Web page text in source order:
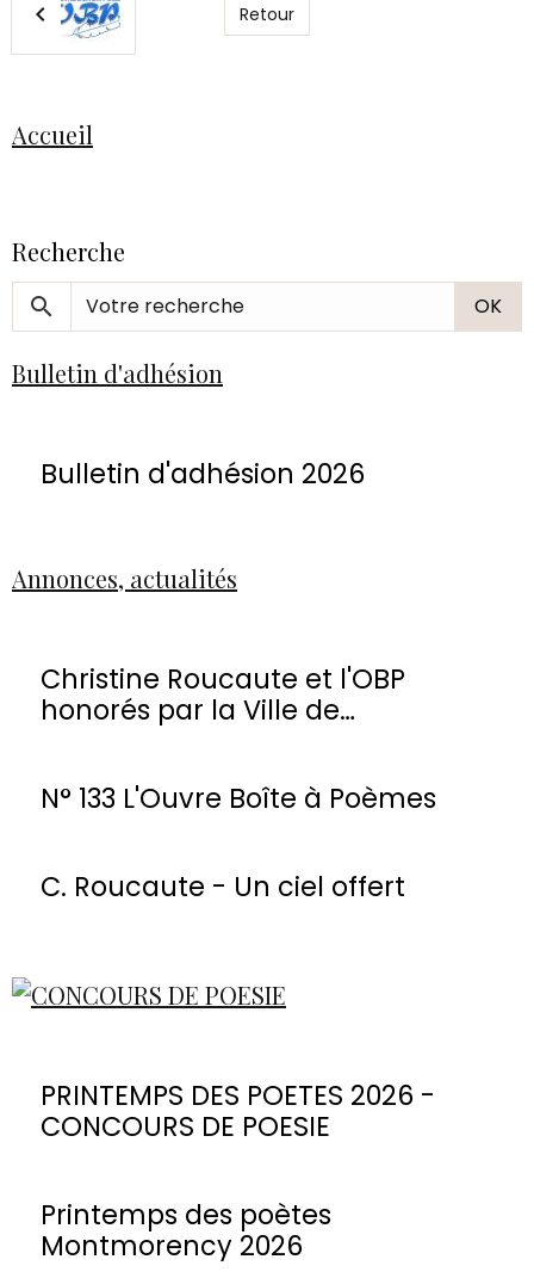
Retour
Accueil
Recherche
OK
Bulletin d'adhésion
Bulletin d'adhésion 2026
Annonces, actualités
Christine Roucaute et l'OBP
honorés par la Ville de
N° 133 L'Ouvre Boîte à Poèmes
C. Roucaute - Un ciel offert
PRINTEMPS DES POETES 2026 -
CONCOURS DE POESIE
Printemps des poètes
Montmorency 2026